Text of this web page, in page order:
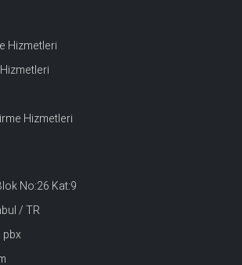
Hizmetleri
Hizmetleri
No:26 Kat:9
/ TR
pbx